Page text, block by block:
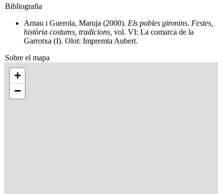
Bibliografia
Arnau i Guerola, Maruja (2000). Els pobles gironins. Festes,
història costums, tradicions, vol. VI: La comarca de la
Garrotxa (I). Olot: Impremta Aubert.
Sobre el mapa
+
−